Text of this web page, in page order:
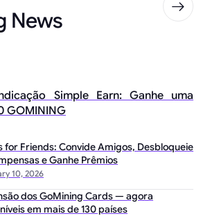
News
Simple Earn: Ganhe uma
GOMINING
10, 2026
for Friends: Convide Amigos, Desbloqueie
e Ganhe Prêmios
dos GoMining Cards — agora
em mais de 130 países